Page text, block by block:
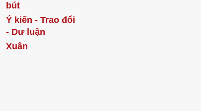
bút
Ý kiến - Trao đổi
- Dư luận
Xuân